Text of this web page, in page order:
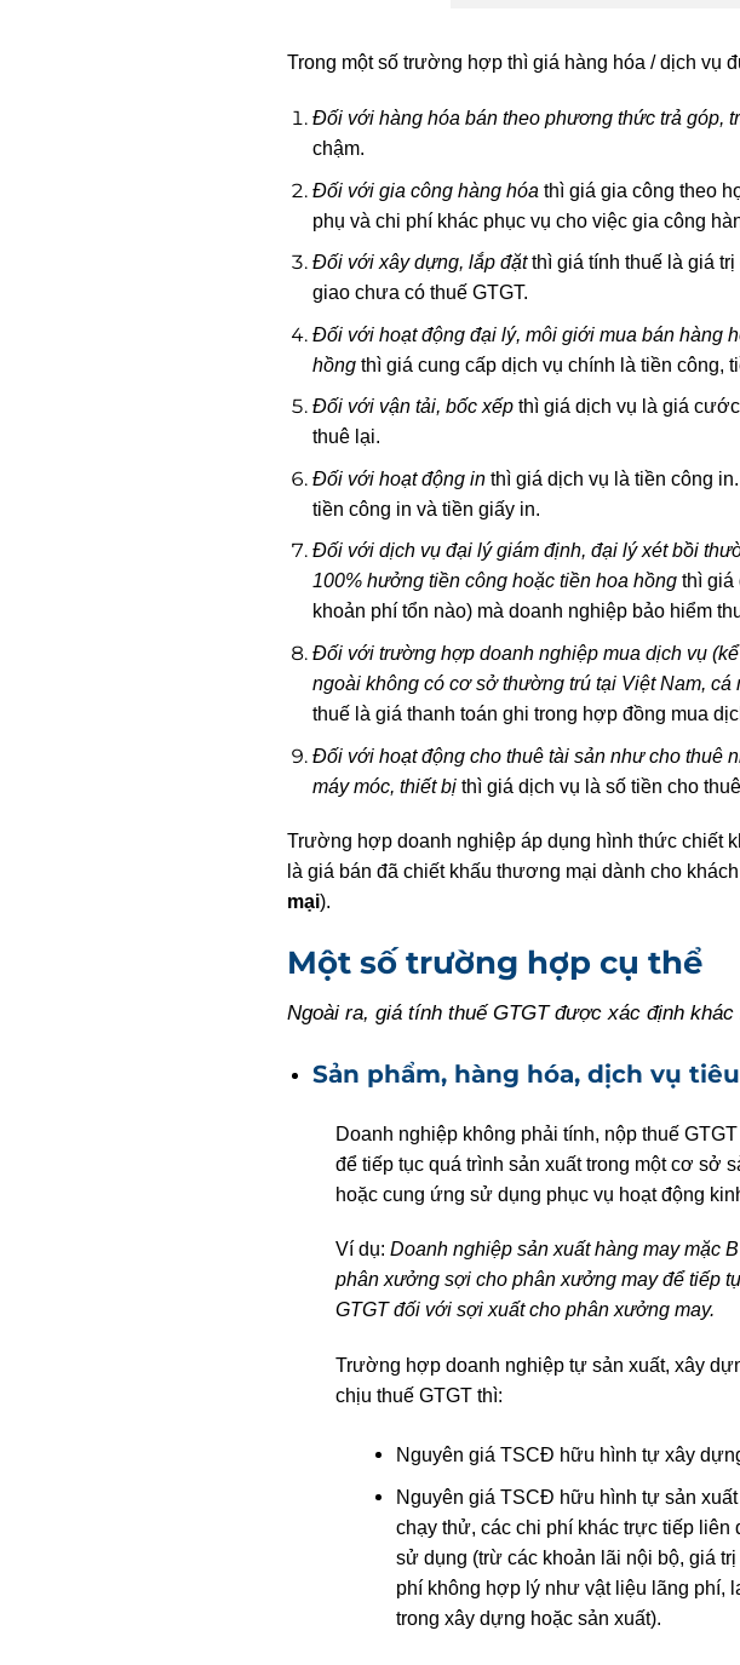
Trong một số trường hợp thì giá hàng hóa / dịch vụ
Đối với hàng hóa bán theo phương thức trả góp,
chậm.
Đối với gia công hàng hóa thì giá gia công theo
phụ và chi phí khác phục vụ cho việc gia công
Đối với xây dựng, lắp đặt thì giá tính thuế là giá
giao chưa có thuế GTGT.
Đối với hoạt động đại lý, môi giới mua bán hàng
hồng thì giá cung cấp dịch vụ chính là tiền công,
Đối với vận tải, bốc xếpthì giá dịch vụ là giá
thuê lại.
Đối với hoạt động in thì giá dịch vụ là tiền công
tiền công in và tiền giấy in.
Đối với dịch vụ đại lý giám định, đại lý xét bồi
100% hưởng tiền công hoặc tiền hoa hồngthì giá
khoản phí tổn nào) mà doanh nghiệp bảo hiểm
Đối với trường hợp doanh nghiệp mua dịch vụ
ngoài không có cơ sở thường trú tại Việt Nam,
thuế là giá thanh toán ghi trong hợp đồng mua
Đối với hoạt động cho thuê tài sản như cho thuê
máy móc, thiết bịthì giá dịch vụ là số tiền cho
Trường hợp doanh nghiệp áp dụng hình thức chiết
là giá bán đã chiết khấu thương mại dành cho
mại).
Một số trường hợp cụ thể
Ngoài ra, giá tính thuế GTGT được xác định
Sản phẩm, hàng hóa, dịch vụ
Doanh nghiệp không phải tính, nộp thuế
để tiếp tục quá trình sản xuất trong một cơ sở
hoặc cung ứng sử dụng phục vụ hoạt động
Ví dụ: Doanh nghiệp sản xuất hàng may mặc
phân xưởng sợi cho phân xưởng may để tiếp
GTGT đối với sợi xuất cho phân xưởng may.
Trường hợp doanh nghiệp tự sản xuất, xây
chịu thuế GTGT thì:
Nguyên giá TSCĐ hữu hình tự xây
Nguyên giá TSCĐ hữu hình tự sản
chạy thử, các chi phí khác trực tiếp
sử dụng (trừ các khoản lãi nội bộ, giá
phí không hợp lý như vật liệu lãng phí,
trong xây dựng hoặc sản xuất).